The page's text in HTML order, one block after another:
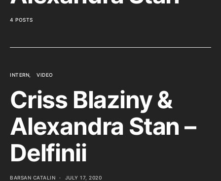
4 POSTS
INTERN VIDEO
Criss Blaziny &
Alexandra Stan –
Delfinii
BARSAN CATALIN JULY 17, 2020